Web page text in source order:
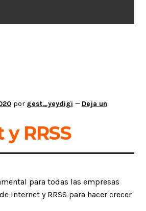
por gest_yeydigi — Deja un
RRSS
para todas las empresas
Internet y RRSS para hacer crecer